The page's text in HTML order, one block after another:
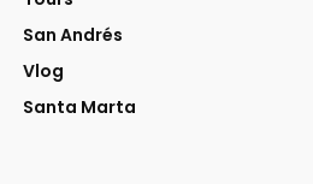
San Andrés
Vlog
Santa Marta